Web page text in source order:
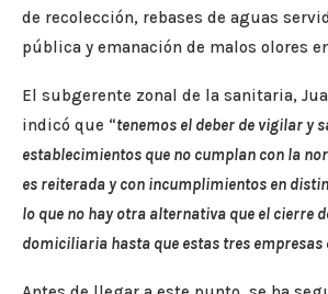
de recolección, rebases de aguas
pública y emanación de malos olores
El subgerente zonal de la sanitaria,
indicó que “tenemos el deber de vigilar y
establecimientos que no cumplan con la
es reiterada y con incumplimientos en
lo que no hay otra alternativa que el cierre
domiciliaria hasta que estas tres empresas